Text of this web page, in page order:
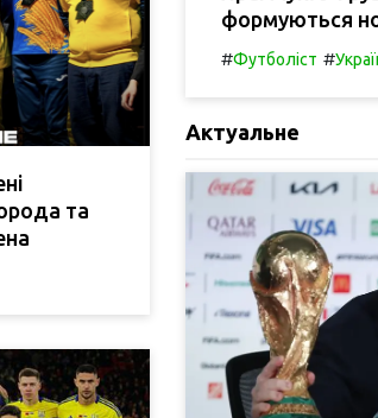
та
формуються
#Футболіст #
Актуальне